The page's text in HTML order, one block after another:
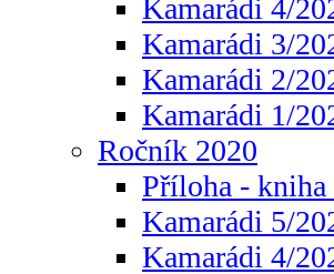
Kamarádi 4/
Kamarádi 3/
Kamarádi 2/
Kamarádi 1/
Ročník 2020
Příloha - kniha
Kamarádi 5/
Kamarádi 4/